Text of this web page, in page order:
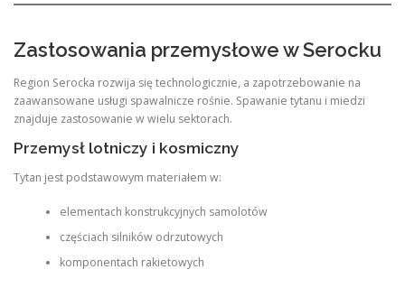
Zastosowania przemysłowe w Serocku
Region Serocka rozwija się technologicznie, a zapotrzebowanie na
zaawansowane usługi spawalnicze rośnie. Spawanie tytanu i miedzi
znajduje zastosowanie w wielu sektorach.
Przemysł lotniczy i kosmiczny
Tytan jest podstawowym materiałem w:
elementach konstrukcyjnych samolotów
częściach silników odrzutowych
komponentach rakietowych